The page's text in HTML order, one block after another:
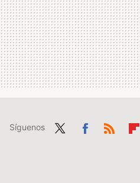
Síguenos